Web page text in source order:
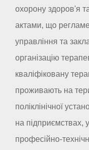
охорону здоров'я
актами, що
управління та
організацію
кваліфіковану
проживають на
поліклінічної
на підприємствах,
професійно-